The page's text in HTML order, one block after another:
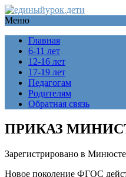
Меню
Главная
6-11 лет
12-16 лет
17-19 лет
Педагогам
Родителям
Обратная связь
ПРИКАЗ
Зарегистрировано в
Новое поколение ФГОС